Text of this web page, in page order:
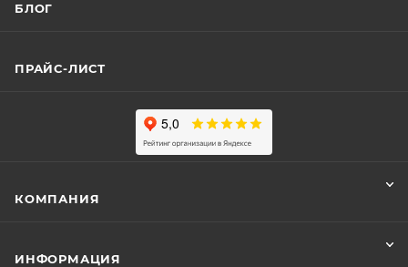
БЛОГ
ПРАЙС-ЛИСТ
КОМПАНИЯ
ИНФОРМАЦИЯ